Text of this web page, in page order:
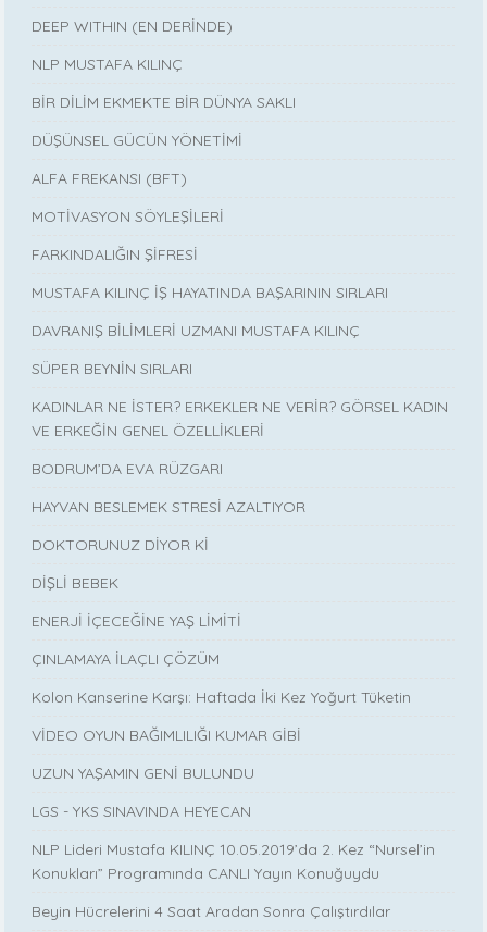
DEEP WITHIN (EN DERİNDE)
NLP MUSTAFA KILINÇ
BİR DİLİM EKMEKTE BİR DÜNYA SAKLI
DÜŞÜNSEL GÜCÜN YÖNETİMİ
ALFA FREKANSI (BFT)
MOTİVASYON SÖYLEŞİLERİ
FARKINDALIĞIN ŞİFRESİ
MUSTAFA KILINÇ İŞ HAYATINDA BAŞARININ SIRLARI
DAVRANIŞ BİLİMLERİ UZMANI MUSTAFA KILINÇ
SÜPER BEYNİN SIRLARI
KADINLAR NE İSTER? ERKEKLER NE VERİR? GÖRSEL KADIN
VE ERKEĞİN GENEL ÖZELLİKLERİ
BODRUM’DA EVA RÜZGARI
HAYVAN BESLEMEK STRESİ AZALTIYOR
DOKTORUNUZ DİYOR Kİ
DİŞLİ BEBEK
ENERJİ İÇECEĞİNE YAŞ LİMİTİ
ÇINLAMAYA İLAÇLI ÇÖZÜM
Kolon Kanserine Karşı: Haftada İki Kez Yoğurt Tüketin
VİDEO OYUN BAĞIMLILIĞI KUMAR GİBİ
UZUN YAŞAMIN GENİ BULUNDU
LGS - YKS SINAVINDA HEYECAN
NLP Lideri Mustafa KILINÇ 10.05.2019’da 2. Kez “Nursel’in
Konukları” Programında CANLI Yayın Konuğuydu
Beyin Hücrelerini 4 Saat Aradan Sonra Çalıştırdılar